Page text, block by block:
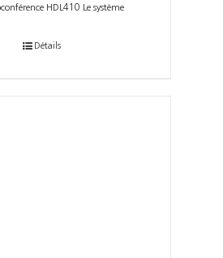
HDL410 Le système
Détails